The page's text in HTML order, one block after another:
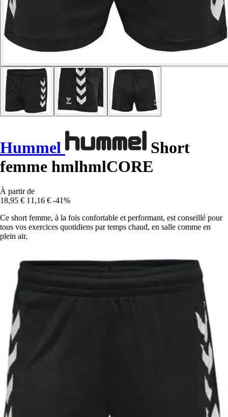
Hummel
Short
femme hmlhmlCORE
À partir de
18,95 € 11,16 € -41%
Ce short femme, à la fois confortable et performant, est conseillé pour
tous vos exercices quotidiens par temps chaud, en salle comme en
plein air.